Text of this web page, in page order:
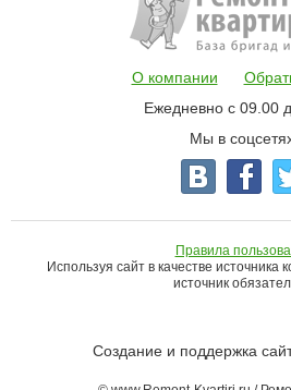
О компании
Ежедневно с 09.00
Мы в
Правила
Используя сайт в качестве источника
источник
Создание и поддержка